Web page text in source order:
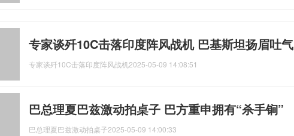
专家谈歼10C击落印度阵风战机 巴基斯坦扬眉吐气
专家谈歼10C击落印度阵风战机 2025-05-09 14:08:51
巴总理夏巴兹激动拍桌子 巴方重申拥有“杀手锏”
巴总理夏巴兹激动拍桌子2025-05-09 14:00:33